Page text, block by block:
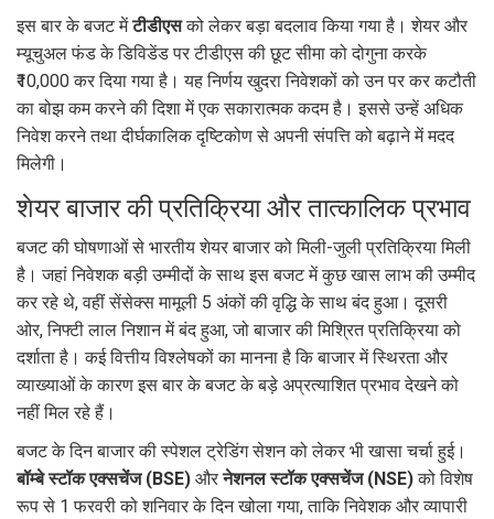
इस बार के बजट मेंटीडीएसको लेकर बड़ा बदलाव किया गया है। शेयर और
म्यूचुअल फंड के डिविडेंड पर टीडीएस की छूट सीमा को दोगुना करके
₹10,000 कर दिया गया है। यह निर्णय खुदरा निवेशकों को उन पर कर कटौती
का बोझ कम करने की दिशा में एक सकारात्मक कदम है। इससे उन्हें अधिक
निवेश करने तथा दीर्घकालिक दृष्टिकोण से अपनी संपत्ति को बढ़ाने में मदद
मिलेगी।
शेयर बाजार की प्रतिक्रिया और तात्कालिक प्रभाव
बजट की घोषणाओं से भारतीय शेयर बाजार को मिली-जुली प्रतिक्रिया मिली
है। जहां निवेशक बड़ी उम्मीदों के साथ इस बजट में कुछ खास लाभ की उम्मीद
कर रहे थे, वहीं सेंसेक्स मामूली 5 अंकों की वृद्धि के साथ बंद हुआ। दूसरी
ओर, निफ्टी लाल निशान में बंद हुआ, जो बाजार की मिश्रित प्रतिक्रिया को
दर्शाता है। कई वित्तीय विश्लेषकों का मानना है कि बाजार में स्थिरता और
व्याख्याओं के कारण इस बार के बजट के बड़े अप्रत्याशित प्रभाव देखने को
नहीं मिल रहे हैं।
बजट के दिन बाजार की स्पेशल ट्रेडिंग सेशन को लेकर भी खासा चर्चा हुई।
बॉम्बे स्टॉक एक्सचेंज (BSE) औरनेशनल स्टॉक एक्सचेंज (NSE)को विशेष
रूप से 1 फरवरी को शनिवार के दिन खोला गया, ताकि निवेशक और व्यापारी